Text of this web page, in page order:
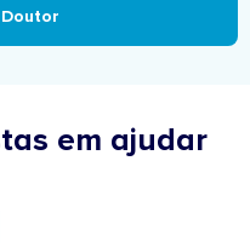
em ajudar